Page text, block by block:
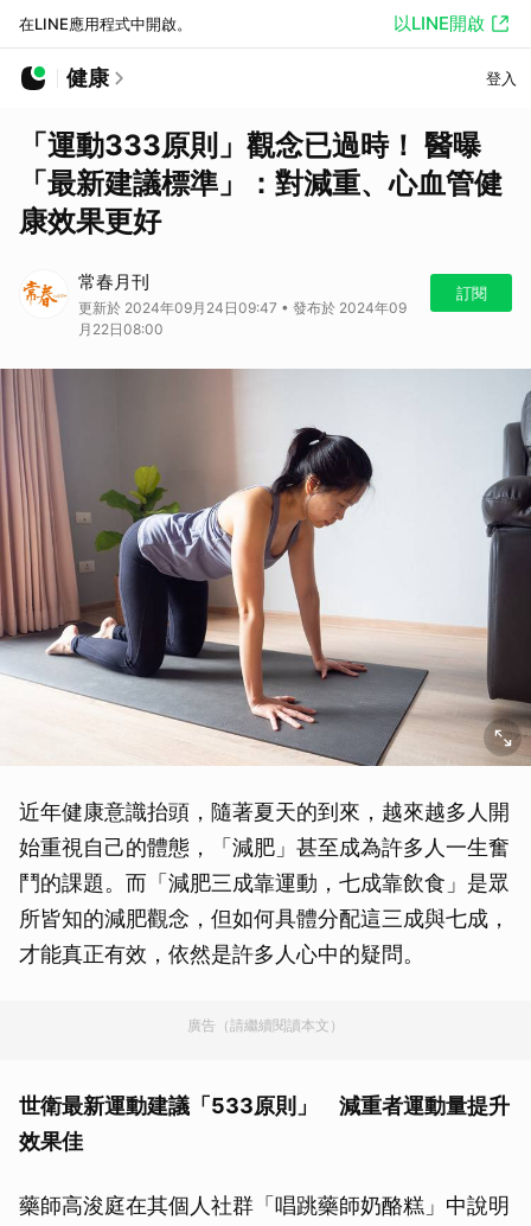
在LINE應用程式中開啟。 以LINE開啟
健康 登入
「運動333原則」觀念已過時！ 醫曝
「最新建議標準」：對減重、心血管健
康效果更好
常春月刊
更新於 2024年09月24日09:47 • 發布於 2024年09
月22日08:00
訂閱
近年健康意識抬頭，隨著夏天的到來，越來越多人開
始重視自己的體態，「減肥」甚至成為許多人一生奮
鬥的課題。而「減肥三成靠運動，七成靠飲食」是眾
所皆知的減肥觀念，但如何具體分配這三成與七成，
才能真正有效，依然是許多人心中的疑問。
廣告（請繼續閱讀本文）
世衛最新運動建議「533原則」 減重者運動量提升
效果佳
藥師高浚庭在其個人社群「唱跳藥師奶酪糕」中說明